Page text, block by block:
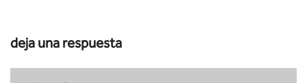
deja una respuesta